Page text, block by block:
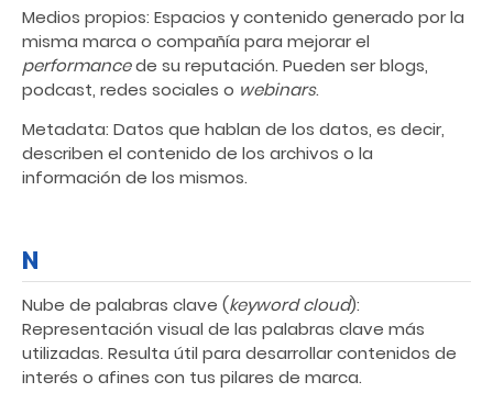
Medios propios: Espacios y contenido generado por la
misma marca o compañía para mejorar el
performancede su reputación. Pueden ser blogs,
podcast, redes sociales o webinars.
Metadata: Datos que hablan de los datos, es decir,
describen el contenido de los archivos o la
información de los mismos.
N
Nube de palabras clave (keyword cloud):
Representación visual de las palabras clave más
utilizadas. Resulta útil para desarrollar contenidos de
interés o afines con tus pilares de marca.